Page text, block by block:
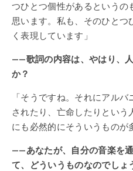
つひとつ個性があるというの
思います。私も、そのひとつ
く表現しています」
——歌詞の内容は、やはり、
か？
「そうですね。それにアル
されたり、亡命したりとい
にも必然的にそういうものが
——あなたが、自分の音楽を
て、どういうものなのでしょ